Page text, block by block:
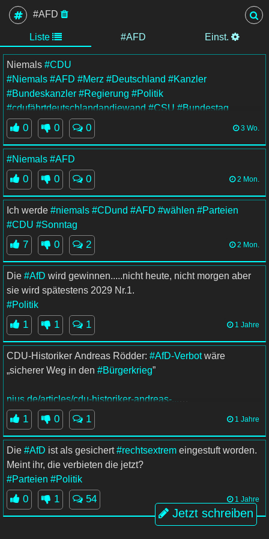
#AFD
Liste #AFD Einst.
Jetzt schreiben
Niemals #CDU
#Niemals #AFD #Merz #Deutschland #Kanzler
#Bundeskanzler #Regierung #Politik
#cdufährtdeutschlandandiewand #CSU #Bundestag
0 0 0 3 Wo.
#Niemals #AFD
0 0 0 2 Mon.
Ich werde #niemals #CDund #AFD #wählen #Parteien
#CDU #Sonntag
7 0 2 2 Mon.
Die #AfD wird gewinnen.....nicht heute, nicht morgen aber
sie wird spätestens 2029 Nr.1.
#Politik
1 1 1 1 Jahre
CDU-Historiker Andreas Rödder: #AfD-Verbotwäre
„sicherer Weg in den #Bürgerkrieg”
nius.de/articles/cdu-historiker-andreas-...
#AFD #Politik
1 0 1 1 Jahre
Die #AfD ist als gesichert#rechtsextrem eingestuft worden.
Meint ihr, die verbieten die jetzt?
#Parteien #Politik
0 1 54 1 Jahre